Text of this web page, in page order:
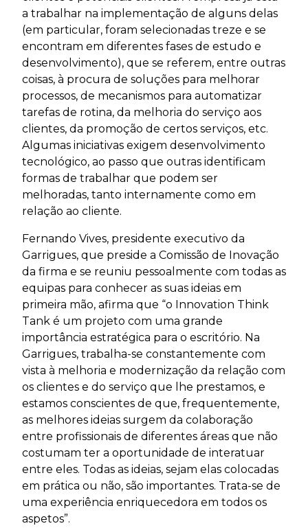
a trabalhar na implementação de alguns delas
(em particular, foram selecionadas treze e se
encontram em diferentes fases de estudo e
desenvolvimento), que se referem, entre outras
coisas, à procura de soluções para melhorar
processos, de mecanismos para automatizar
tarefas de rotina, da melhoria do serviço aos
clientes, da promoção de certos serviços, etc.
Algumas iniciativas exigem desenvolvimento
tecnológico, ao passo que outras identificam
formas de trabalhar que podem ser
melhoradas, tanto internamente como em
relação ao cliente.
Fernando Vives, presidente executivo da
Garrigues, que preside a Comissão de Inovação
da firma e se reuniu pessoalmente com todas as
equipas para conhecer as suas ideias em
primeira mão, afirma que “o Innovation Think
Tank é um projeto com uma grande
importância estratégica para o escritório. Na
Garrigues, trabalha-se constantemente com
vista à melhoria e modernização da relação com
os clientes e do serviço que lhe prestamos, e
estamos conscientes de que, frequentemente,
as melhores ideias surgem da colaboração
entre profissionais de diferentes áreas que não
costumam ter a oportunidade de interatuar
entre eles. Todas as ideias, sejam elas colocadas
em prática ou não, são importantes. Trata-se de
uma experiência enriquecedora em todos os
aspetos”.